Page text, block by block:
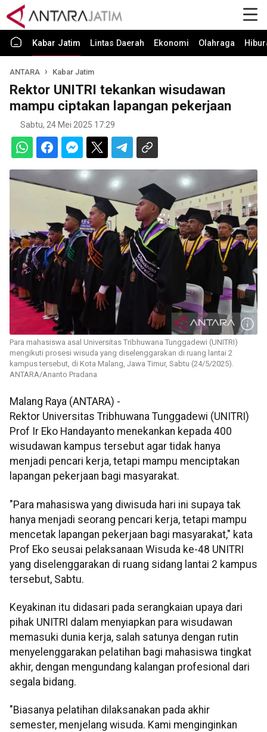
Kabar Jatim Lintas Daerah Ekonomi Olahraga
ANTARA Kabar Jatim
Rektor UNITRI tekankan wisudawan
mampu ciptakan lapangan pekerjaan
Sabtu, 24 Mei 2025 17:29
Para mahasiswa asal Universitas Tribhuwana Tunggadewi (UNITRI)
mengikuti prosesi wisuda yang diselenggarakan di ruang lantai 2
kampus tersebut, di Kota Malang, Jawa Timur, Sabtu (24/5/2025).
ANTARA/Ananto Pradana
Malang Raya (ANTARA) -
Rektor Universitas Tribhuwana Tunggadewi (UNITRI)
Prof Ir Eko Handayanto menekankan kepada 400
wisudawan kampus tersebut agar tidak hanya
menjadi pencari kerja, tetapi mampu menciptakan
lapangan pekerjaan bagi masyarakat.
"Para mahasiswa yang diwisuda hari ini supaya tak
hanya menjadi seorang pencari kerja, tetapi mampu
mencetak lapangan pekerjaan bagi masyarakat," kata
Prof Eko seusai pelaksanaan Wisuda ke-48 UNITRI
yang diselenggarakan di ruang sidang lantai 2 kampus
tersebut, Sabtu.
Keyakinan itu didasari pada serangkaian upaya dari
pihak UNITRI dalam menyiapkan para wisudawan
memasuki dunia kerja, salah satunya dengan rutin
menyelenggarakan pelatihan bagi mahasiswa tingkat
akhir, dengan mengundang kalangan profesional dari
segala bidang.
"Biasanya pelatihan dilaksanakan pada akhir
semester, menjelang wisuda. Kami menginginkan